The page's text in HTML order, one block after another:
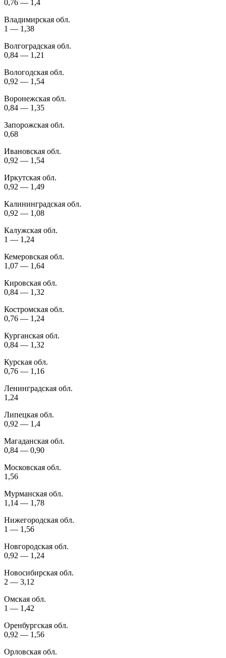
0,76 — 1,4
Владимирская обл.
1 — 1,38
Волгоградская обл.
0,84 — 1,21
Вологодская обл.
0,92 — 1,54
Воронежская обл.
0,84 — 1,35
Запорожская обл.
0,68
Ивановская обл.
0,92 — 1,54
Иркутская обл.
0,92 — 1,49
Калининградская обл.
0,92 — 1,08
Калужская обл.
1 — 1,24
Кемеровская обл.
1,07 — 1,64
Кировская обл.
0,84 — 1,32
Костромская обл.
0,76 — 1,24
Курганская обл.
0,84 — 1,32
Курская обл.
0,76 — 1,16
Ленинградская обл.
1,24
Липецкая обл.
0,92 — 1,4
Магаданская обл.
0,84 — 0,90
Московская обл.
1,56
Мурманская обл.
1,14 — 1,78
Нижегородская обл.
1 — 1,56
Новгородская обл.
0,92 — 1,24
Новосибирская обл.
2 — 3,12
Омская обл.
1 — 1,42
Оренбургская обл.
0,92 — 1,56
Орловская обл.